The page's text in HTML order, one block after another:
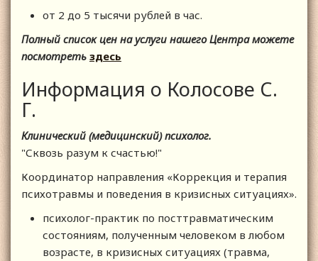
от 2 до 5 тысячи рублей в час.
Полный список цен на услуги нашего Центра можете
посмотреть здесь
Информация о Колосове С.
Г.
Клинический (медицинский) психолог.
"Сквозь разум к счастью!"
Координатор направления «Коррекция и терапия
психотравмы и поведения в кризисных ситуациях».
психолог-практик по посттравматическим
состояниям, полученным человеком в любом
возрасте, в кризисных ситуациях (травма,